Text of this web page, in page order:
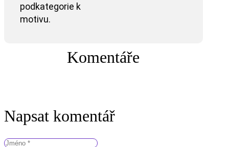
podkategorie k
motivu.
Komentáře
Napsat komentář